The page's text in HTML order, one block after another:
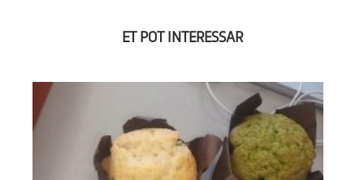
ET POT INTERESSAR